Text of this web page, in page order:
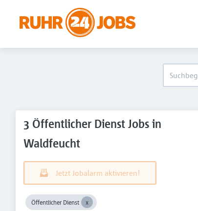
3 Öffentlicher Dienst Jobs in
Waldfeucht
Jetzt Jobalarm aktivieren!
Öffentlicher Dienst